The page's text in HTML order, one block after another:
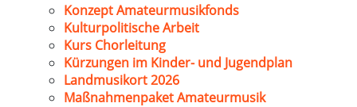
Konzept Amateurmusikfonds
Kulturpolitische Arbeit
Kurs Chorleitung
Kürzungen im Kinder- und Jugendplan
Landmusikort 2026
Maßnahmenpaket Amateurmusik